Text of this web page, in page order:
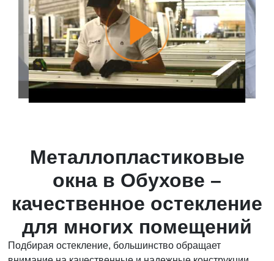
Металлопластиковые
окна в Обухове –
качественное остекление
для многих помещений
Подбирая остекление, большинство обращает